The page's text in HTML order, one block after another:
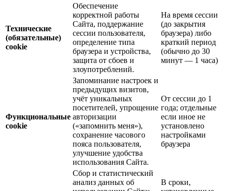
Технические
(обязательные)
cookie
Обеспечение
корректной работы
Сайта, поддержание
сессии пользователя,
определение типа
браузера и устройства,
защита от сбоев и
злоупотреблений.
На время сессии
(до закрытия
браузера) либо
краткий период
(обычно до 30
минут — 1 часа)
Функциональные
cookie
Запоминание настроек и
предыдущих визитов,
учёт уникальных
посетителей, упрощение
авторизации
(«запомнить меня»),
сохранение часового
пояса пользователя,
улучшение удобства
использования Сайта.
От сессии до 1
года; отдельные
если иное не
установлено
настройками
браузера
Сбор и статистический
анализ данных об
В сроки,